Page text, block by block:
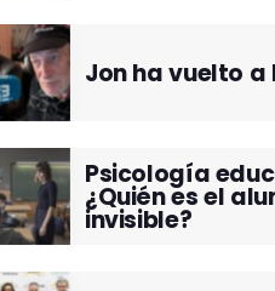
Jon ha vuelto a
Psicología
¿Quién es el
invisible?